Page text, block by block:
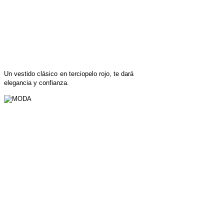
Un vestido clásico en terciopelo rojo, te dará
elegancia y confianza.